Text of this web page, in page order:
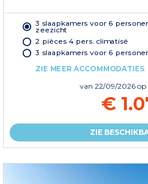
3 slaapkamers voor 6
zeezicht
2 pièces 4 pers. climatisé
3 slaapkamers voor 6
ZIE MEER ACCOMMODATIES
van 22/09/2026 op
€
ZIE